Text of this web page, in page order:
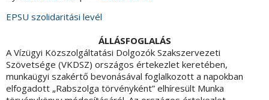
EPSU szolidaritási levél
ÁLLÁSFOGLALÁS
A Vízügyi Közszolgáltatási Dolgozók Szakszervezeti
Szövetsége (VKDSZ) országos értekezlet keretében,
munkaügyi szakértő bevonásával foglalkozott a napokban
elfogadott „Rabszolga törvényként” elhíresült Munka